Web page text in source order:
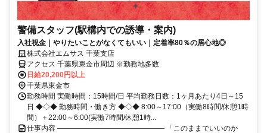
警備スタッフ(駅構内での誘導・案内)
入社祝金｜やりたいことがなくてもいい｜定着率80％の居心地◎
株式会社エムサス 千葉支店
アクセス 千葉県東金市周辺 ※勤務地多数
日給20,200円以上
千葉県東金市
勤務時間 実働時間：15時間/日 平均勤務日数：1ヶ月あたり4日～15
日 ◆◇◆ 勤務時間・働き方 ◆◇◆ 8:00～17:00（実働8時間/休憩1時
間）＋22:00～6:00(実働7時間/休憩1時...
仕事内容 ――――――――――――――― 「このままでいいのか